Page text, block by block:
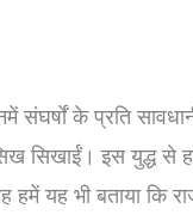
संघर्षों के प्रति
सिखाईं। इस युद्ध से
यह भी बताया कि